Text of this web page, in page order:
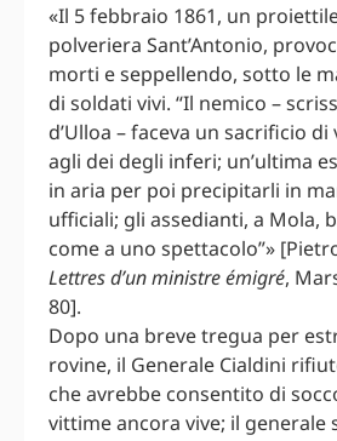
«Il 5 febbraio 1861, un
polveriera Sant’Antonio,
morti e seppellendo, sotto le
di soldati vivi. “Il nemico –
d’Ulloa – faceva un sacrificio
agli dei degli inferi; un’ultima
in aria per poi precipitarli in
ufficiali; gli assedianti, a Mola,
come a uno spettacolo”»
Lettres d’un ministre émigré,
80].
Dopo una breve tregua per
rovine, il Generale Cialdini
che avrebbe consentito di
vittime ancora vive; il generale